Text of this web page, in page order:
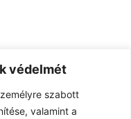
védelmét
szabott
valamint a